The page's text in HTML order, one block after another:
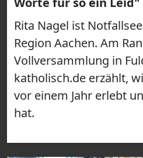
Rita Nagel ist
Region Aachen. Am
Vollversammlung in
katholisch.de erzählt,
vor einem Jahr erlebt
hat.